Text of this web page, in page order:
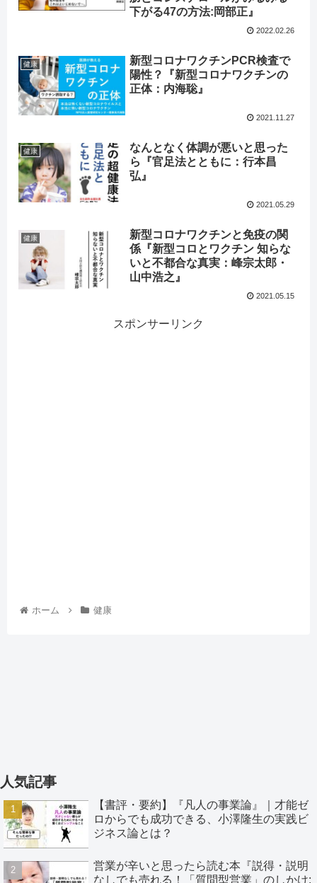
下がる47の方法:岡部正』
2022.02.26
健康
新型コロナワクチンPCR検査で
陽性？『新型コロナワクチンの
正体：内海聡』
2021.11.27
健康
なんとなく体調が悪いと思った
ら『官足法とともに：行本昌
弘』
2021.05.29
健康
新型コロナワクチンと免疫の関
係『新型コロとワクチン 知らな
いと不都合な真実：峰宗太郎・
山中浩之』
2021.05.15
スポンサーリンク
ホーム 健康
人気記事
【書評・要約】『凡人の事業論』｜才能ゼ
ロからでも成功できる、小澤隆生の実践ビ
ジネス論とは？
営業が辛いと思ったら読む本『説得・説明
なしでも売れる！「質問型営業」のしかけ: